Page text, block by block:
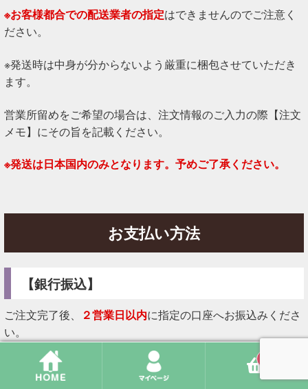
※お客様都合での配送業者の指定はできませんのでご注意く
ださい。
※発送時は中身が分からないよう厳重に梱包させていただき
ます。
営業所留めをご希望の場合は、注文情報のご入力の際【注文
メモ】にその旨を記載ください。
※発送は日本国内のみとなります。予めご了承ください。
お支払い方法
【銀行振込】
ご注文完了後、 ２営業日以内に指定の口座へお振込みくださ
い。
※２営業日以内にお振込みまたはお振込みに関してのご連絡
がない場合は、
告知なくキャンセル扱い
とさせていただく場
合がございます。あらかじめご了承ください。